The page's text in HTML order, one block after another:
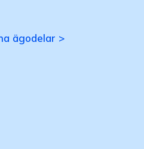
ägodelar >